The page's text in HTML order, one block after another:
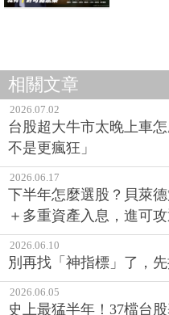
相關文章
2026.07.02
台股超大牛市太晚上車
不是更瘋狂」
2026.06.17
下半年怎麼選股？貝萊
＋多重資產入息，進可
2026.06.10
別再找「神指標」了，
2026.06.05
史上最猛半年！37檔台